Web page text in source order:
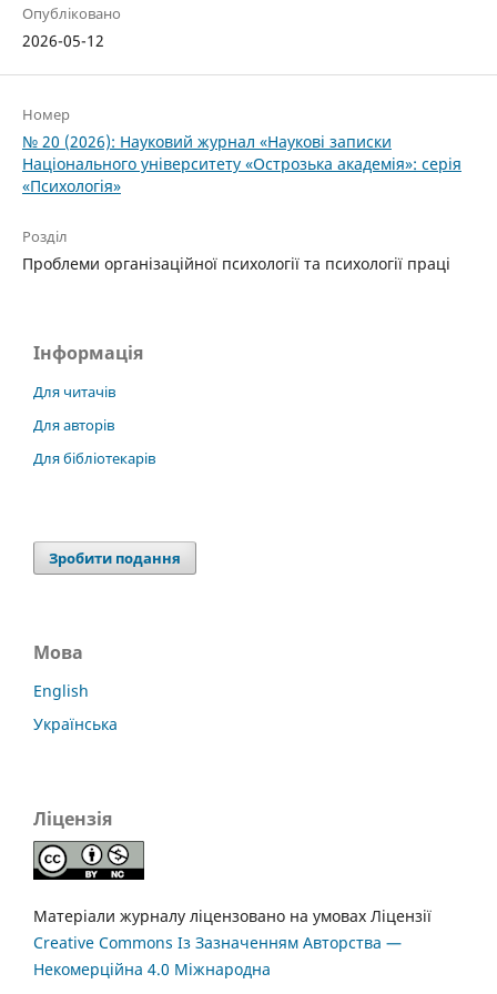
Опубліковано
2026-05-12
Номер
№ 20 (2026): Науковий журнал «Наукові записки
Національного університету «Острозька академія»: серія
«Психологія»
Розділ
Проблеми організаційної психології та психології праці
Інформація
Для читачів
Для авторів
Для бібліотекарів
Зробити подання
Мова
English
Українська
Ліцензія
Матеріали журналу ліцензовано на умовах Ліцензії
Creative Commons Із Зазначенням Авторства —
Некомерційна 4.0 Міжнародна